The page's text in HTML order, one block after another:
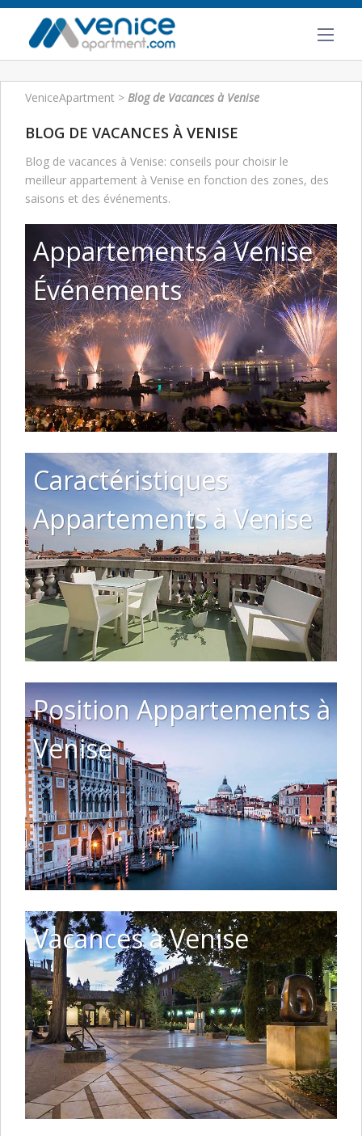
VeniceApartment > Blog de Vacances à Venise
BLOG DE VACANCES À VENISE
Blog de vacances à Venise: conseils pour choisir le
meilleur appartement à Venise en fonction des zones, des
saisons et des événements.
Appartements à Venise
Événements
Caractéristiques
Appartements à Venise
Position Appartements à
Venise
Vacances à Venise